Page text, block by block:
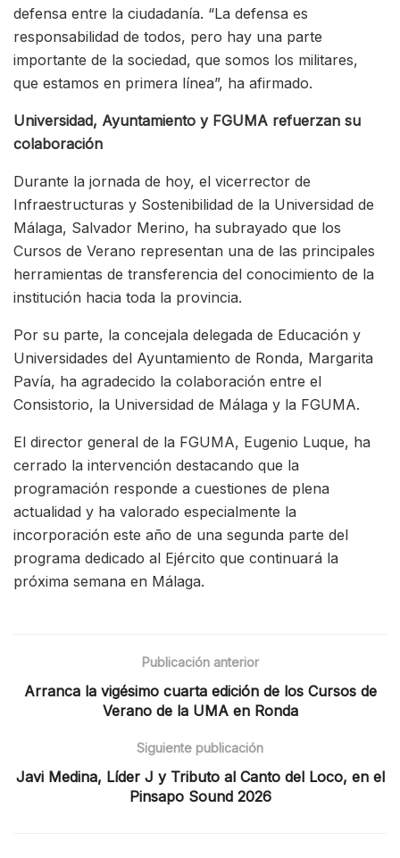
defensa entre la ciudadanía. “La defensa es
responsabilidad de todos, pero hay una parte
importante de la sociedad, que somos los militares,
que estamos en primera línea”, ha afirmado.
Universidad, Ayuntamiento y FGUMA refuerzan su
colaboración
Durante la jornada de hoy, el vicerrector de
Infraestructuras y Sostenibilidad de la Universidad de
Málaga, Salvador Merino, ha subrayado que los
Cursos de Verano representan una de las principales
herramientas de transferencia del conocimiento de la
institución hacia toda la provincia.
Por su parte, la concejala delegada de Educación y
Universidades del Ayuntamiento de Ronda, Margarita
Pavía, ha agradecido la colaboración entre el
Consistorio, la Universidad de Málaga y la FGUMA.
El director general de la FGUMA, Eugenio Luque, ha
cerrado la intervención destacando que la
programación responde a cuestiones de plena
actualidad y ha valorado especialmente la
incorporación este año de una segunda parte del
programa dedicado al Ejército que continuará la
próxima semana en Málaga.
Publicación anterior
Arranca la vigésimo cuarta edición de los Cursos de
Verano de la UMA en Ronda
Siguiente publicación
Javi Medina, Líder J y Tributo al Canto del Loco, en el
Pinsapo Sound 2026